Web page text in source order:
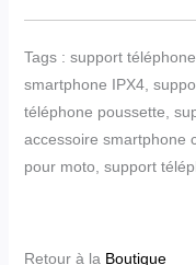
Tags : support
smartphone IPX4,
téléphone poussette,
accessoire smartphone
pour moto, support
Retour à la Boutique